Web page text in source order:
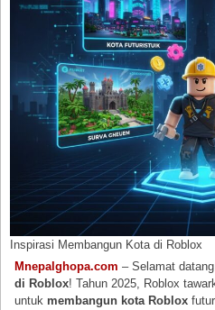
Inspirasi Membangun Kota di Roblox
Mnepalghopa.com – Selamat
di Roblox! Tahun 2025, Roblox
untuk membangun kota Roblox